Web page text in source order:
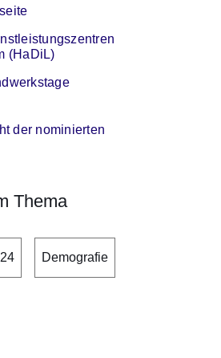
Fenster
(HaDiL)
Fenster
Fenster
der nominierten
Thema
Demografie